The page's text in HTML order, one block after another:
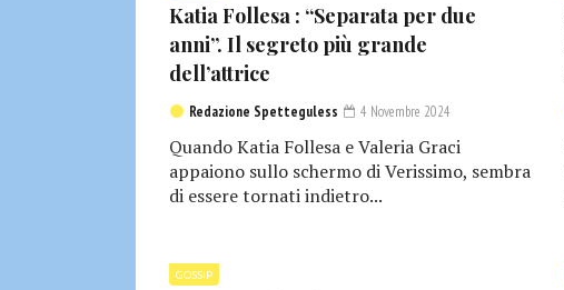
Katia Follesa : “Separata per due
anni”. Il segreto più grande
dell’attrice
Redazione Spetteguless 4 Novembre 2024
Quando Katia Follesa e Valeria Graci
appaiono sullo schermo di Verissimo, sembra
di essere tornati indietro...
GOSSIP